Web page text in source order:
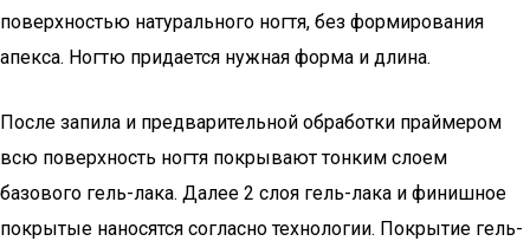
поверхностью натурального ногтя, без формирования
апекса. Ногтю придается нужная форма и длина.
После запила и предварительной обработки праймером
всю поверхность ногтя покрывают тонким слоем
базового гель-лака. Далее 2 слоя гель-лака и финишное
покрытые наносятся согласно технологии. Покрытие гель-